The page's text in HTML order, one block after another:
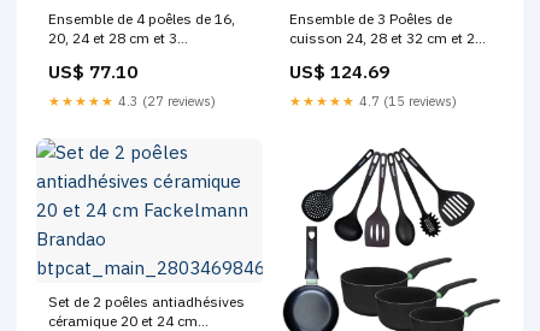
Ensemble de 4 poêles de 16,
20, 24 et 28 cm et 3
Fackelmann Brandao Fruits de
mer
US$ 77.10
★★★★★ 4.3 (27 reviews)
Ensemble de 3 Poêles de
cuisson 24, 28 et 32 cm et 2
Brillant Brosses aspirateur
US$ 124.69
★★★★★ 4.7 (15 reviews)
Set de 2 poêles antiadhésives
céramique 20 et 24 cm